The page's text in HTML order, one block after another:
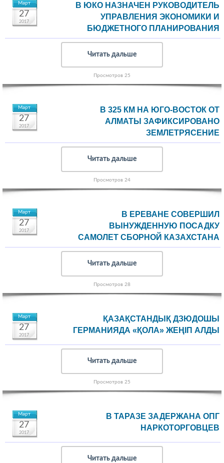
Март
27
2017
В ЮКО НАЗНАЧЕН РУКОВОДИТЕЛЬ
УПРАВЛЕНИЯ ЭКОНОМИКИ И
БЮДЖЕТНОГО ПЛАНИРОВАНИЯ
Читать дальше
Просмотров 25
Март
27
2017
В 325 КМ НА ЮГО-ВОСТОК ОТ
АЛМАТЫ ЗАФИКСИРОВАНО
ЗЕМЛЕТРЯСЕНИЕ
Читать дальше
Просмотров 24
Март
27
2017
В ЕРЕВАНЕ СОВЕРШИЛ
ВЫНУЖДЕННУЮ ПОСАДКУ
САМОЛЕТ СБОРНОЙ КАЗАХСТАНА
Читать дальше
Просмотров 28
Март
27
2017
ҚАЗАҚСТАНДЫҚ ДЗЮДОШЫ
ГЕРМАНИЯДА «ҚОЛА» ЖЕҢІП АЛДЫ
Читать дальше
Просмотров 25
Март
27
2017
В ТАРАЗЕ ЗАДЕРЖАНА ОПГ
НАРКОТОРГОВЦЕВ
Читать дальше